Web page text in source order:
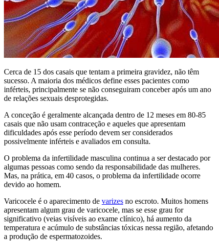
Cerca de 15 dos casais que tentam a primeira gravidez, não têm
sucesso. A maioria dos médicos define esses pacientes como
inférteis, principalmente se não conseguiram conceber após um ano
de relações sexuais desprotegidas.
A conceção é geralmente alcançada dentro de 12 meses em 80-85
casais que não usam contraceção e aqueles que apresentam
dificuldades após esse período devem ser considerados
possivelmente inférteis e avaliados em consulta.
O problema da infertilidade masculina continua a ser destacado por
algumas pessoas como sendo da responsabilidade das mulheres.
Mas, na prática, em 40 casos, o problema da infertilidade ocorre
devido ao homem.
Varicocele é o aparecimento de varizes no escroto. Muitos homens
apresentam algum grau de varicocele, mas se esse grau for
significativo (veias visíveis ao exame clínico), há aumento da
temperatura e acúmulo de substâncias tóxicas nessa região, afetando
a produção de espermatozoides.